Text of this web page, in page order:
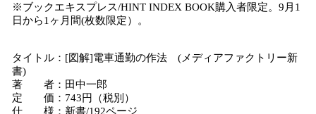
※ブックエキスプレス/HINT INDEX BOOK購入者限定。9月1
日から1ヶ月間(枚数限定）。
タイトル：[図解]電車通勤の作法 (メディアファクトリー新
書)
著 者：田中一郎
定 価：743円（税別）
仕 様：新書/192ページ